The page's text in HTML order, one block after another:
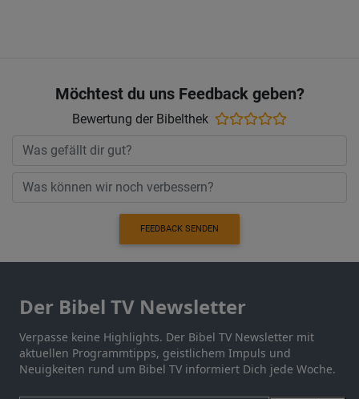
Möchtest du uns Feedback geben?
Bewertung der Bibelthek
FEEDBACK SENDEN
Der Bibel TV Newsletter
Verpasse keine Highlights. Der Bibel TV Newsletter mit
aktuellen Programmtipps, geistlichem Impuls und
Neuigkeiten rund um Bibel TV informiert Dich jede Woche.